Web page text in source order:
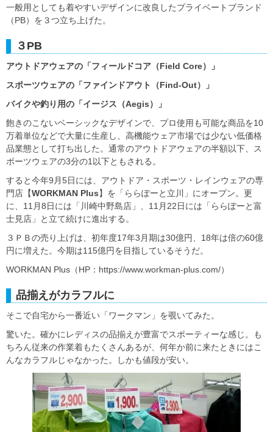
一般用としても着やすいデザインに改良したプライベートブランド
（PB）を３つ立ち上げた。
３PB
アウトドアウェアの「フィールドコア（Field Core）」
スポーツウェアの「ファインドアウト（Find-Out）」
バイクや釣り用の「イージス（Aegis）」
飽きのこないベーシックなデザインで、プロ使用も可能な商品を10
万着単位などで大量に生産し、高機能ウェア市場では少ない低価格
品業態として打ち出した。通常のアウトドアウェアの半額以下、ス
ポーツウェアの3分の1以下ともされる。
すると今年9月5日には、アウトドア・スポーツ・レインウェアの専
門店【WORKMAN Plus】を「ららぽーと立川」にオープン。更
に、11月8日には「川崎中野島店」、11月22日には「ららぽーと富
士見店」と立て続けに進出する。
３ＰＢの売り上げは、初年度17年3月期は30億円、18年は倍の60億
円に増えた。今期は115億円を目指しているそうだ。
WORKMAN Plus（HP：https://www.workman-plus.com/）
品揃えがカラフルに
そこで自宅から一番近い「ワークマン」を覗いてみた。
驚いた。確かにレディスの品揃えが豊富でスポーティーな感じ。も
ちろん従来の作業着もたくさんあるが、何年か前に来たときにはこ
んなカラフルじゃなかった。しかも値段が安い。